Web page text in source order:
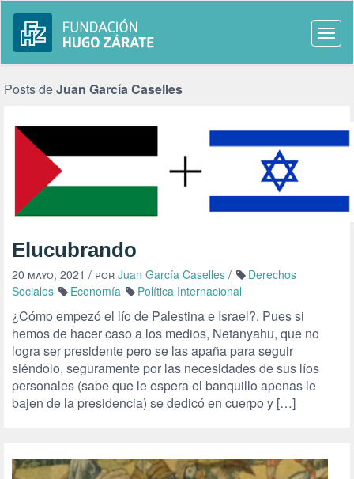
Posts deJuan García Caselles
Elucubrando
20 mayo, 2021 / por Juan García Caselles /
Derechos
Sociales
Economía Política Internacional
¿Cómo empezó el lío de Palestina e Israel?. Pues si
hemos de hacer caso a los medios, Netanyahu, que no
logra ser presidente pero se las apaña para seguir
siéndolo, seguramente por las necesidades de sus líos
personales (sabe que le espera el banquillo apenas le
bajen de la presidencia) se dedicó en cuerpo y […]